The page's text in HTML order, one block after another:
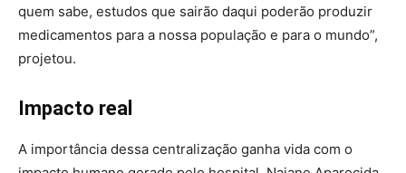
quem sabe, estudos que sairão daqui poderão produzir
medicamentos para a nossa população e para o mundo”,
projetou.
Impacto real
A importância dessa centralização ganha vida com o